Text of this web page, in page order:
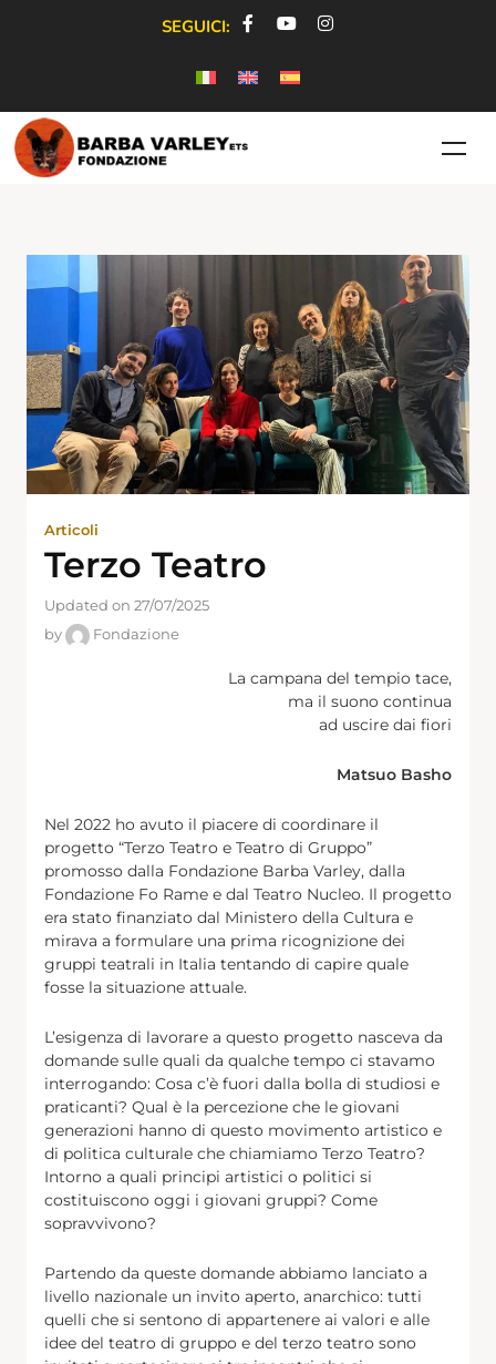
SEGUICI:
Articoli
Terzo Teatro
Updated on 27/07/2025
by
Fondazione
La campana del tempio tace,
ma il suono continua
ad uscire dai fiori
Matsuo Basho
Nel 2022 ho avuto il piacere di coordinare il
progetto “Terzo Teatro e Teatro di Gruppo”
promosso dalla Fondazione Barba Varley, dalla
Fondazione Fo Rame e dal Teatro Nucleo. Il progetto
era stato finanziato dal Ministero della Cultura e
mirava a formulare una prima ricognizione dei
gruppi teatrali in Italia tentando di capire quale
fosse la situazione attuale.
L’esigenza di lavorare a questo progetto nasceva da
domande sulle quali da qualche tempo ci stavamo
interrogando: Cosa c’è fuori dalla bolla di studiosi e
praticanti? Qual è la percezione che le giovani
generazioni hanno di questo movimento artistico e
di politica culturale che chiamiamo Terzo Teatro?
Intorno a quali principi artistici o politici si
costituiscono oggi i giovani gruppi? Come
sopravvivono?
Partendo da queste domande abbiamo lanciato a
livello nazionale un invito aperto, anarchico: tutti
quelli che si sentono di appartenere ai valori e alle
idee del teatro di gruppo e del terzo teatro sono